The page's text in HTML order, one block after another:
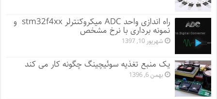
راه اندازی واحد ADC میکروکنترلر stm32f4xx و
نمونه برداری با نرخ مشخص
شهریور 10, 1397
یک منبع تغذیه سوئیچینگ چگونه کار می کند
بهمن 6, 1396